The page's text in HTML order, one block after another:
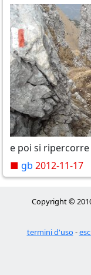
e poi si
■ gb 2012-11-17
Copyright ©
termini d'uso -